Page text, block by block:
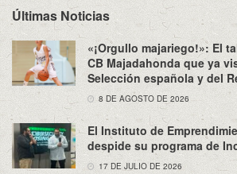
Últimas Noticias
«¡Orgullo majariego!»: El
CB Majadahonda que ya
Selección española y del
8 DE AGOSTO DE 2026
El Instituto de
despide su programa de
17 DE JULIO DE 2026